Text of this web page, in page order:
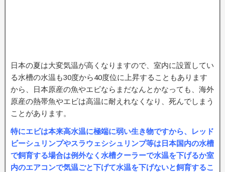
日本の夏は大変気温が高くなりますので、室内に設置してい
る水槽の水温も30度から40度位に上昇することもあります
から、日本原産の魚やエビならまだなんとかなっても、海外
原産の熱帯魚やエビは高温に耐えれなくなり、死んでしまう
ことがあります。
特にエビは本来高水温に極端に弱い生き物ですから、レッド
ビーシュリンプやスラウェシシュリンプ等は日本国内の水槽
で飼育する場合は例外なく水槽クーラーで水温を下げるか室
内のエアコンで気温ごと下げて水温を下げないと飼育するこ